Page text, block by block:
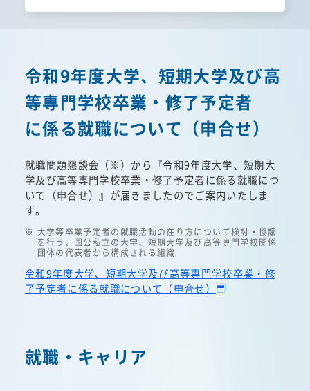
令和9年度大学、短期大学及び高
等専門学校卒業・修了予定者
に係る就職について（申合せ）
就職問題懇談会（※）から『令和9年度大学、短期大
学及び高等専門学校卒業・修了予定者に係る就職につ
いて（申合せ）』が届きましたのでご案内いたしま
す。
大学等卒業予定者の就職活動の在り方について検討・協議
を行う、国公私立の大学、短期大学及び高等専門学校関係
団体の代表者から構成される組織
令和9年度大学、短期大学及び高等専門学校卒業・修
了予定者に係る就職について（申合せ）
就職・キャリア